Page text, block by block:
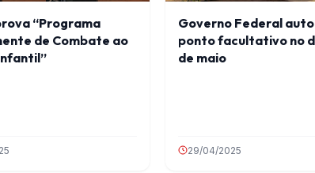
“Programa
de Combate ao
Governo Federal
ponto facultativo no
de maio
29/04/2025